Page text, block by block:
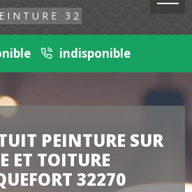
indisponible
PEINTURE SUR
ET TOITURE
32270